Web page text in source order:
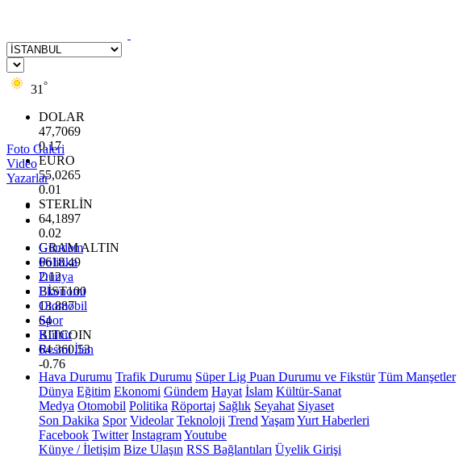
31 °
DOLAR
47,7069
0.17
EURO
55,0265
0.01
STERLİN
64,1897
0.02
GRAM ALTIN
6618.49
2.12
BİST100
13.887
64
BITCOIN
64.360,53
-0.76
Foto Galeri
Video
Yazarlar
Gündem
Politika
Dünya
Ekonomi
Otomobil
Spor
Kültür
Resmi İlan
Hava Durumu Trafik Durumu Süper Lig Puan Durumu ve Fikstür Tüm Manşetler
Dünya Eğitim Ekonomi Gündem Hayat İslam Kültür-Sanat
Medya Otomobil Politika Röportaj Sağlık Seyahat Siyaset
Son Dakika Spor Videolar Teknoloji Trend YaşamYurt Haberleri
Facebook Twitter InstagramYoutube
Künye / İletişim Bize Ulaşın RSS Bağlantıları Üyelik Girişi